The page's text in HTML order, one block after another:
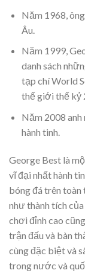
Năm 1968,
Âu.
Năm 1999,
danh sách
tạp chí World
thế giới thế kỷ
Năm 2008
hành tinh.
George Best là
vĩ đại nhất hành
bóng đá trên
như thành tích
chơi đỉnh cao
trận đấu và bàn
cùng đặc biệt và
trong nước và